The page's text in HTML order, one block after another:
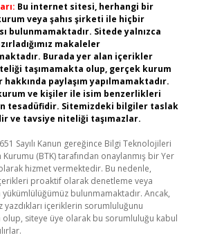
Bu internet sitesi, herhangi bir
veya şahıs şirketi ile hiçbir
bulunmamaktadır. Sitede yalnızca
makaleler
Burada yer alan içerikler
taşımamakta olup, gerçek kurum
paylaşım yapılmamaktadır.
ve kişiler ile isim benzerlikleri
tesadüfidir. Sitemizdeki bilgiler taslak
ve tavsiye niteliği taşımazlar.
Sayılı Kanun gereğince Bilgi Teknolojileri
(BTK) tarafından onaylanmış bir Yer
olarak hizmet vermektedir. Bu nedenle,
proaktif olarak denetleme veya
yükümlülüğümüz bulunmamaktadır. Ancak,
yazdıkları içeriklerin sorumluluğunu
olup, siteye üye olarak bu sorumluluğu kabul